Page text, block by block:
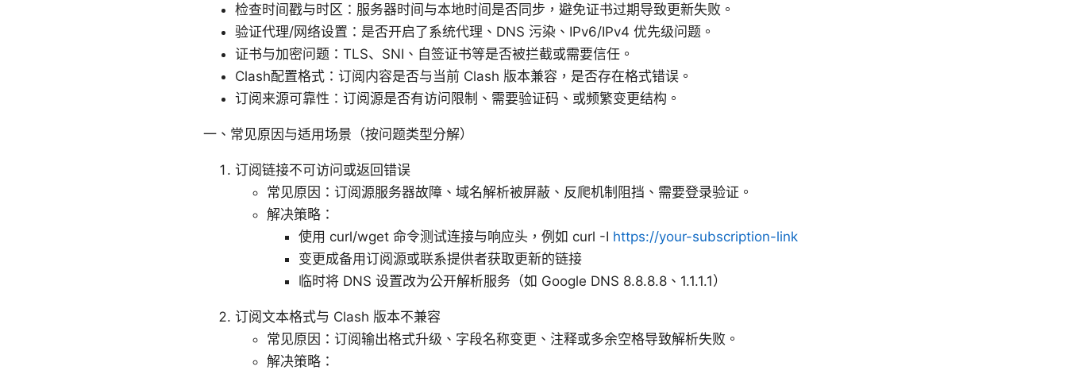
检查时间戳与时区：服务器时间与本地时间是否同步，避免证书过期导致更新失败。
验证代理/网络设置：是否开启了系统代理、DNS 污染、IPv6/IPv4 优先级问题。
证书与加密问题：TLS、SNI、自签证书等是否被拦截或需要信任。
Clash配置格式：订阅内容是否与当前 Clash 版本兼容，是否存在格式错误。
订阅来源可靠性：订阅源是否有访问限制、需要验证码、或频繁变更结构。
一、常见原因与适用场景（按问题类型分解）
订阅链接不可访问或返回错误
常见原因：订阅源服务器故障、域名解析被屏蔽、反爬机制阻挡、需要登录验证。
解决策略：
使用 curl/wget 命令测试连接与响应头，例如 curl -I https://your-subscription-link
变更成备用订阅源或联系提供者获取更新的链接
临时将 DNS 设置改为公开解析服务（如 Google DNS 8.8.8.8、1.1.1.1）
订阅文本格式与 Clash 版本不兼容
常见原因：订阅输出格式升级、字段名称变更、注释或多余空格导致解析失败。
解决策略：